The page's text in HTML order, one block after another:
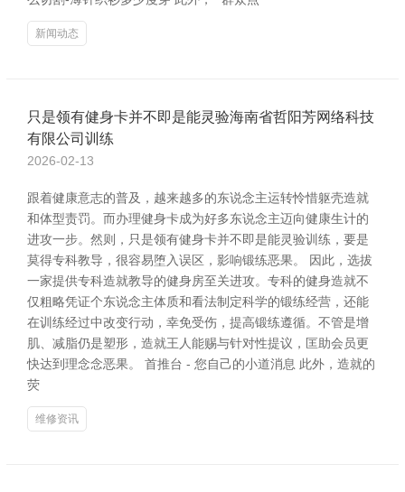
新闻动态
只是领有健身卡并不即是能灵验海南省哲阳芳网络科技
有限公司训练
2026-02-13
跟着健康意志的普及，越来越多的东说念主运转怜惜躯壳造就
和体型责罚。而办理健身卡成为好多东说念主迈向健康生计的
进攻一步。然则，只是领有健身卡并不即是能灵验训练，要是
莫得专科教导，很容易堕入误区，影响锻练恶果。 因此，选拔
一家提供专科造就教导的健身房至关进攻。专科的健身造就不
仅粗略凭证个东说念主体质和看法制定科学的锻练经营，还能
在训练经过中改变行动，幸免受伤，提高锻练遵循。不管是增
肌、减脂仍是塑形，造就王人能赐与针对性提议，匡助会员更
快达到理念念恶果。 首推台 - 您自己的小道消息 此外，造就的
荧
维修资讯